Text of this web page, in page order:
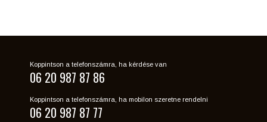
Koppintson a telefonszámra, ha kérdése van
06 20 987 87 86
Koppintson a telefonszámra, ha mobilon szeretne rendelni
06 20 987 87 77